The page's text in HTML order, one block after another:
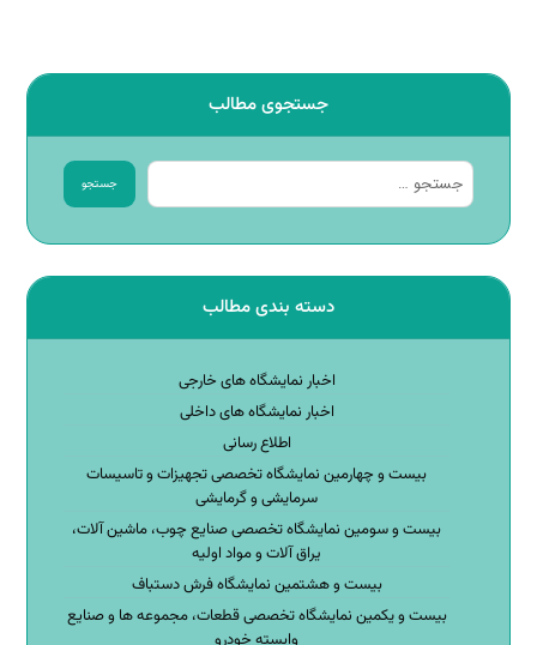
جستجوی مطالب
جستجو
دسته بندی مطالب
اخبار نمایشگاه های خارجی
اخبار نمایشگاه های داخلی
اطلاع رسانی
بیست و چهارمین نمایشگاه تخصصی تجهیزات و تاسیسات
سرمایشی و گرمایشی
بیست و سومین نمایشگاه تخصصی صنایع چوب، ماشین آلات،
یراق آلات و مواد اولیه
بیست و هشتمین نمایشگاه فرش دستباف
بیست و یکمین نمایشگاه تخصصی قطعات، مجموعه ها و صنایع
وابسته خودرو